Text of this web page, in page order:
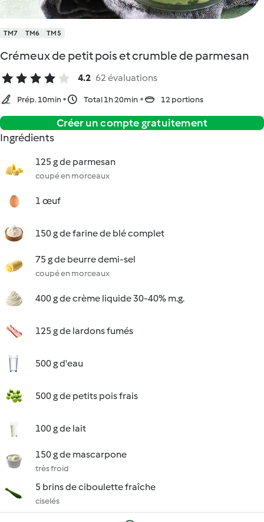
TM7 TM6 TM5
Crémeux de petit pois et crumble de parmesan
4.2 62 évaluations
Prép. 10min Total 1h 20min 12 portions
Créer un compte gratuitement
Ingrédients
125 g de parmesan
coupé en morceaux
1 œuf
150 g de farine de blé complet
75 g de beurre demi-sel
coupé en morceaux
400 g de crème liquide 30-40% m.g.
125 g de lardons fumés
500 g d'eau
500 g de petits pois frais
100 g de lait
150 g de mascarpone
très froid
5 brins de ciboulette fraîche
ciselés